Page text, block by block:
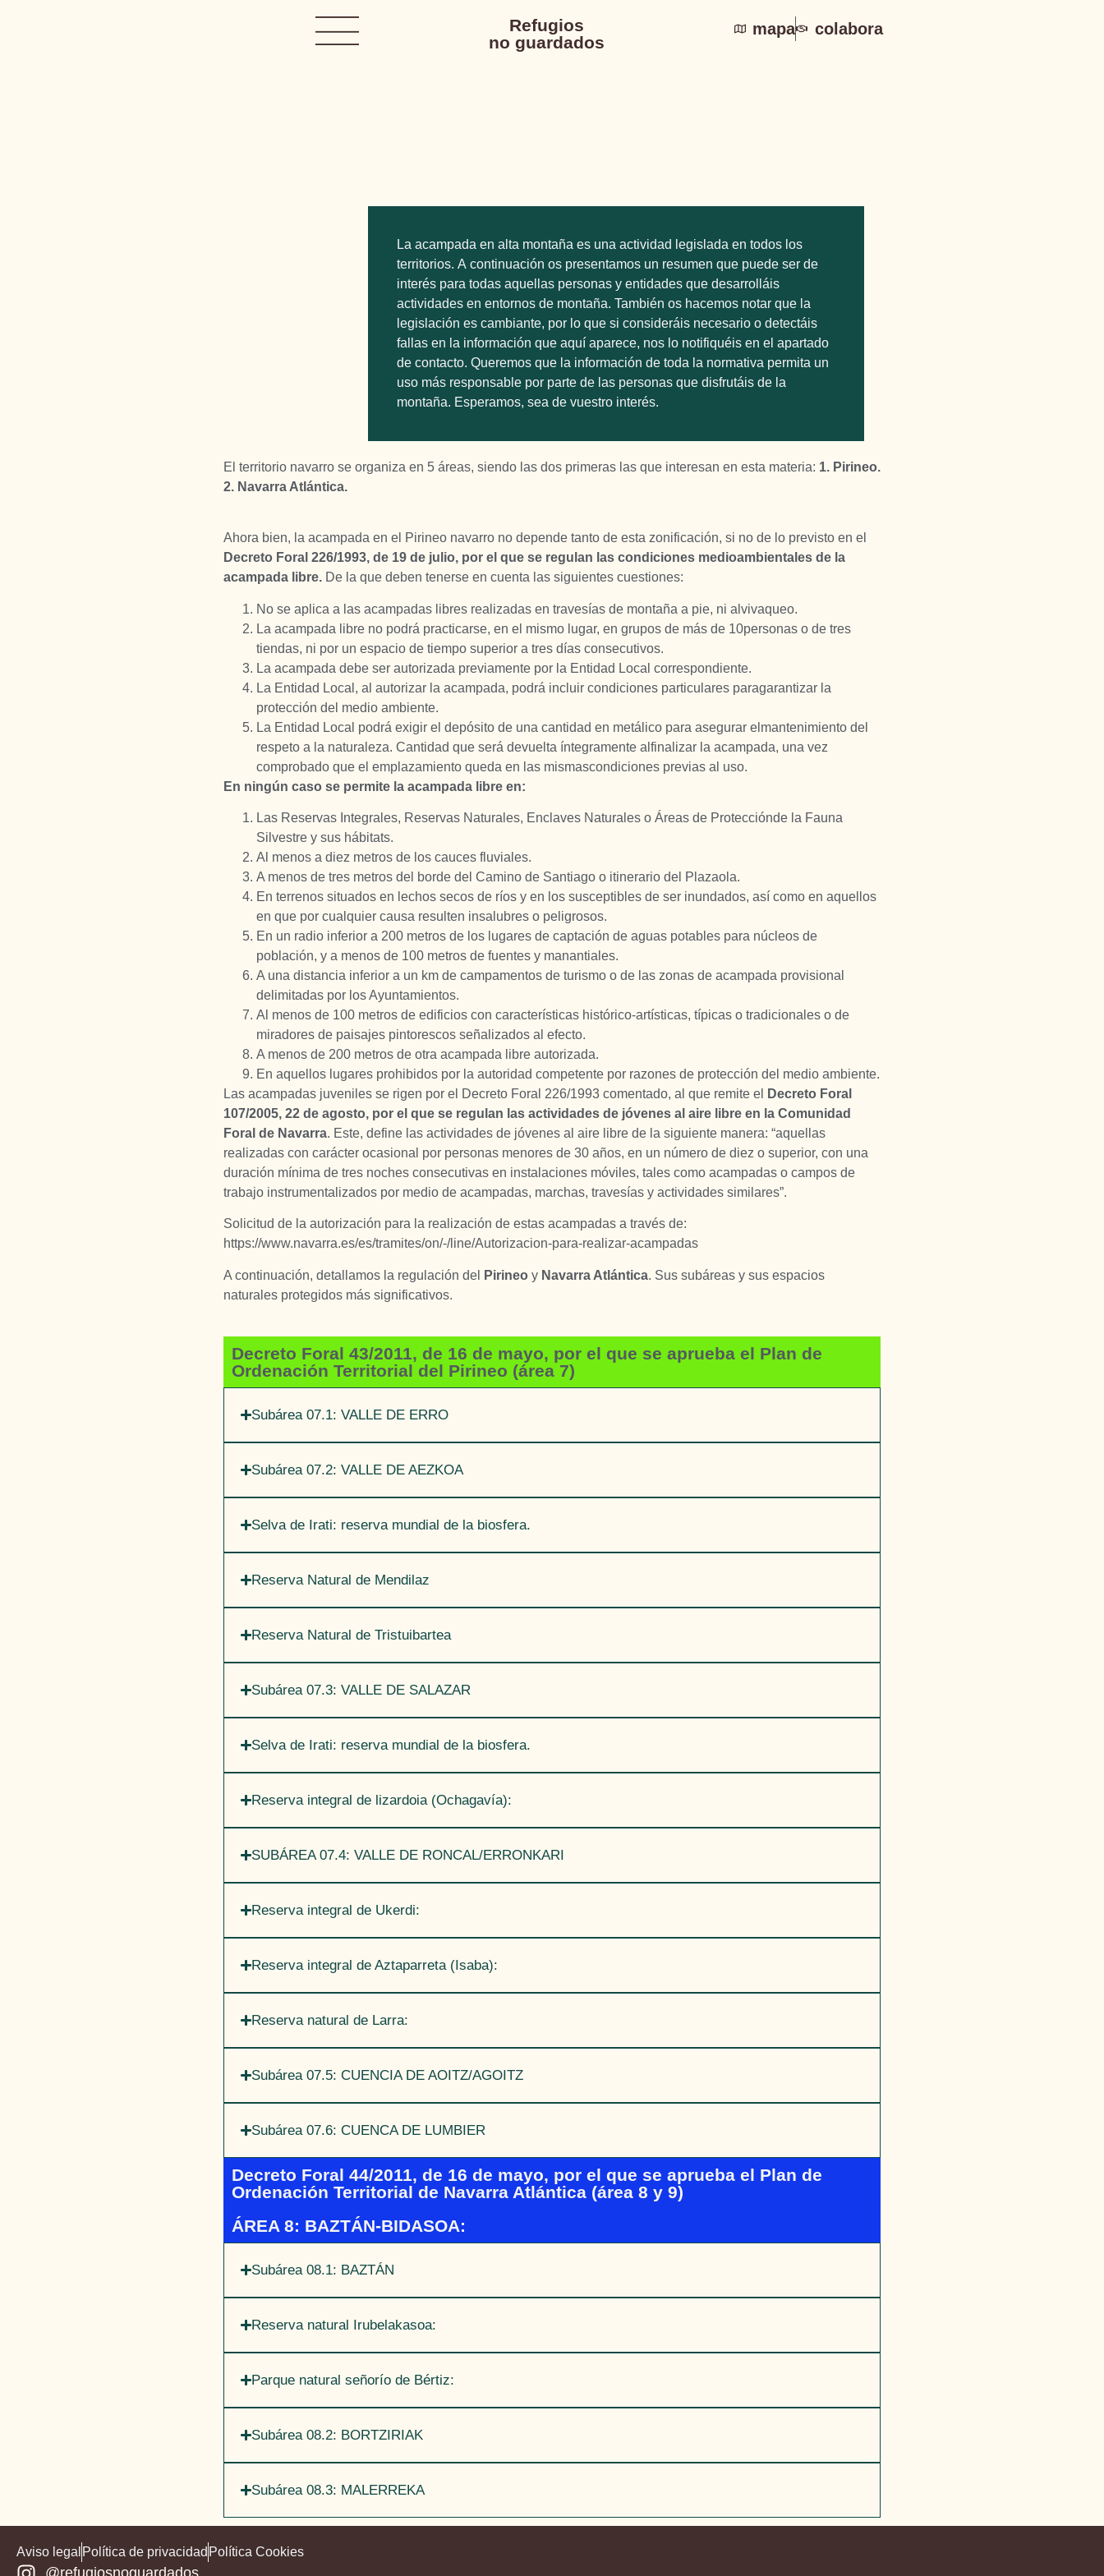
Refugios
no guardados
mapa colabora
La acampada en alta montaña es una actividad legislada en todos los
territorios. A continuación os presentamos un resumen que puede ser de
interés para todas aquellas personas y entidades que desarrolláis
actividades en entornos de montaña. También os hacemos notar que la
legislación es cambiante, por lo que si consideráis necesario o detectáis
fallas en la información que aquí aparece, nos lo notifiquéis en el apartado
de contacto. Queremos que la información de toda la normativa permita un
uso más responsable por parte de las personas que disfrutáis de la
montaña. Esperamos, sea de vuestro interés.
El territorio navarro se organiza en 5 áreas, siendo las dos primeras las que interesan en esta materia: 1. Pirineo.
2. Navarra Atlántica.
Ahora bien, la acampada en el Pirineo navarro no depende tanto de esta zonificación, si no de lo previsto en el
Decreto Foral 226/1993, de 19 de julio, por el que se regulan las condiciones medioambientales de la
acampada libre. De la que deben tenerse en cuenta las siguientes cuestiones:
No se aplica a las acampadas libres realizadas en travesías de montaña a pie, ni alvivaqueo.
La acampada libre no podrá practicarse, en el mismo lugar, en grupos de más de 10personas o de tres
tiendas, ni por un espacio de tiempo superior a tres días consecutivos.
La acampada debe ser autorizada previamente por la Entidad Local correspondiente.
La Entidad Local, al autorizar la acampada, podrá incluir condiciones particulares paragarantizar la
protección del medio ambiente.
La Entidad Local podrá exigir el depósito de una cantidad en metálico para asegurar elmantenimiento del
respeto a la naturaleza. Cantidad que será devuelta íntegramente alfinalizar la acampada, una vez
comprobado que el emplazamiento queda en las mismascondiciones previas al uso.
En ningún caso se permite la acampada libre en:
Las Reservas Integrales, Reservas Naturales, Enclaves Naturales o Áreas de Protecciónde la Fauna
Silvestre y sus hábitats.
Al menos a diez metros de los cauces fluviales.
A menos de tres metros del borde del Camino de Santiago o itinerario del Plazaola.
En terrenos situados en lechos secos de ríos y en los susceptibles de ser inundados, así como en aquellos
en que por cualquier causa resulten insalubres o peligrosos.
En un radio inferior a 200 metros de los lugares de captación de aguas potables para núcleos de
población, y a menos de 100 metros de fuentes y manantiales.
A una distancia inferior a un km de campamentos de turismo o de las zonas de acampada provisional
delimitadas por los Ayuntamientos.
Al menos de 100 metros de edificios con características histórico-artísticas, típicas o tradicionales o de
miradores de paisajes pintorescos señalizados al efecto.
A menos de 200 metros de otra acampada libre autorizada.
En aquellos lugares prohibidos por la autoridad competente por razones de protección del medio ambiente.
Las acampadas juveniles se rigen por el Decreto Foral 226/1993 comentado, al que remite el
Decreto Foral
107/2005, 22 de agosto, por el que se regulan las actividades de jóvenes al aire libre en la Comunidad
Foral de Navarra. Este, define las actividades de jóvenes al aire libre de la siguiente manera: “aquellas
realizadas con carácter ocasional por personas menores de 30 años, en un número de diez o superior, con una
duración mínima de tres noches consecutivas en instalaciones móviles, tales como acampadas o campos de
trabajo instrumentalizados por medio de acampadas, marchas, travesías y actividades similares”.
Solicitud de la autorización para la realización de estas acampadas a través de:
https://www.navarra.es/es/tramites/on/-/line/Autorizacion-para-realizar-acampadas
A continuación, detallamos la regulación del Pirineo y Navarra Atlántica. Sus subáreas y sus espacios
naturales protegidos más significativos.
Decreto Foral 43/2011, de 16 de mayo, por el que se aprueba el Plan de
Ordenación Territorial del Pirineo (área 7)
Subárea 07.1: VALLE DE ERRO
Subárea 07.2: VALLE DE AEZKOA
Selva de Irati: reserva mundial de la biosfera.
Reserva Natural de Mendilaz
Reserva Natural de Tristuibartea
Subárea 07.3: VALLE DE SALAZAR
Selva de Irati: reserva mundial de la biosfera.
Reserva integral de lizardoia (Ochagavía):
SUBÁREA 07.4: VALLE DE RONCAL/ERRONKARI
Reserva integral de Ukerdi:
Reserva integral de Aztaparreta (Isaba):
Reserva natural de Larra:
Subárea 07.5: CUENCIA DE AOITZ/AGOITZ
Subárea 07.6: CUENCA DE LUMBIER
Decreto Foral 44/2011, de 16 de mayo, por el que se aprueba el Plan de
Ordenación Territorial de Navarra Atlántica (área 8 y 9)
ÁREA 8: BAZTÁN-BIDASOA:
Subárea 08.1: BAZTÁN
Reserva natural Irubelakasoa:
Parque natural señorío de Bértiz:
Subárea 08.2: BORTZIRIAK
Subárea 08.3: MALERREKA
Aviso legal Política de privacidad Política Cookies